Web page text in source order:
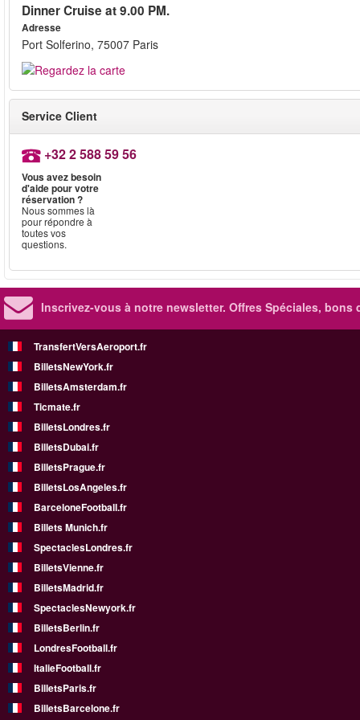
Dinner Cruise at 9.00 PM.
Adresse
Port Solferino, 75007 Paris
Service Client
+32 2 588 59 56
Vous avez besoin
d'aide pour votre
réservation ?
Nous sommes là
pour répondre à
toutes vos
questions.
Inscrivez-vous à notre newsletter. Offres Spéciales, bons
TransfertVersAeroport.fr
BilletsNewYork.fr
BilletsAmsterdam.fr
Ticmate.fr
BilletsLondres.fr
BilletsDubai.fr
BilletsPrague.fr
BilletsLosAngeles.fr
BarceloneFootball.fr
Billets Munich.fr
SpectaclesLondres.fr
BilletsVienne.fr
BilletsMadrid.fr
SpectaclesNewyork.fr
BilletsBerlin.fr
LondresFootball.fr
ItalieFootball.fr
BilletsParis.fr
BilletsBarcelone.fr